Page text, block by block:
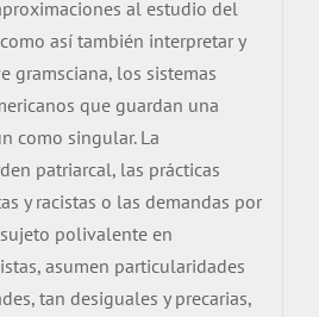
al estudio del
así también interpretar y
gramsciana, los sistemas
que guardan una
como singular. La
patriarcal, las prácticas
y racistas o las demandas por
polivalente en
asumen particularidades
tan desiguales y precarias,